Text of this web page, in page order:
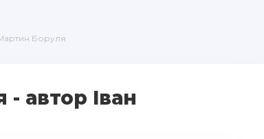
Боруля
автор Іван